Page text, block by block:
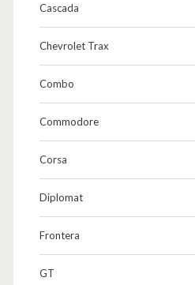
Cascada
Chevrolet Trax
Combo
Commodore
Corsa
Diplomat
Frontera
GT